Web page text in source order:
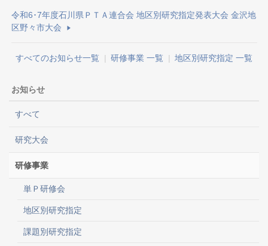
令和6･7年度石川県ＰＴＡ連合会 地区別研究指定発表大会 金沢地
区野々市大会
すべてのお知らせ一覧 | 研修事業 一覧 | 地区別研究指定 一覧
お知らせ
すべて
研究大会
研修事業
単Ｐ研修会
地区別研究指定
課題別研究指定